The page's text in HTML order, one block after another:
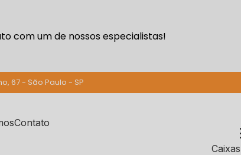
com um de nossos especialistas!
67 - São Paulo - SP
Contato